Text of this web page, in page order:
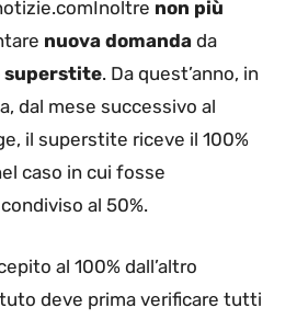
non più
nuova domanda da
superstite. Da quest’anno, in
dal mese successivo al
il superstite riceve il 100%
caso in cui fosse
al 50%.
al 100% dall’altro
deve prima verificare tutti